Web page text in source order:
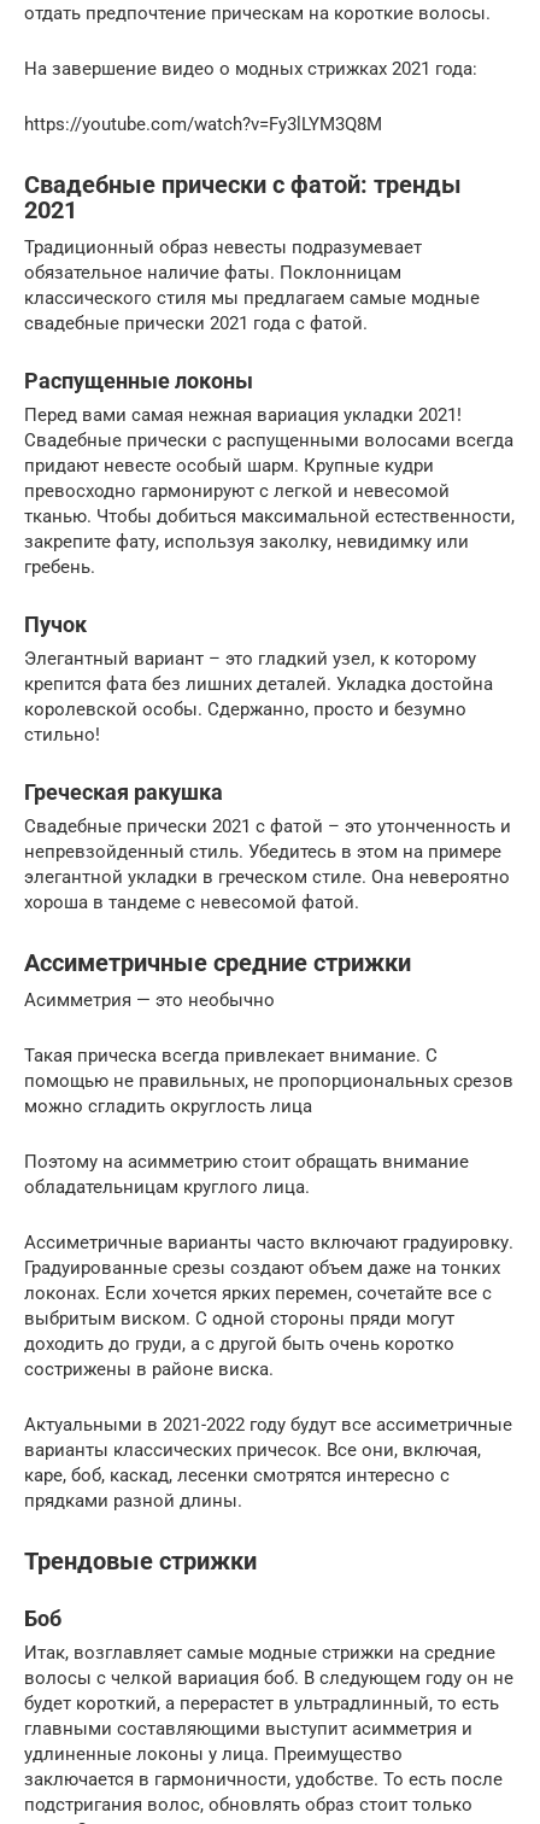
отдать предпочтение прическам на короткие волосы.
На завершение видео о модных стрижках 2021 года:
https://youtube.com/watch?v=Fy3lLYM3Q8M
Свадебные прически с фатой: тренды
2021
Традиционный образ невесты подразумевает
обязательное наличие фаты. Поклонницам
классического стиля мы предлагаем самые модные
свадебные прически 2021 года с фатой.
Распущенные локоны
Перед вами самая нежная вариация укладки 2021!
Свадебные прически с распущенными волосами всегда
придают невесте особый шарм. Крупные кудри
превосходно гармонируют с легкой и невесомой
тканью. Чтобы добиться максимальной естественности,
закрепите фату, используя заколку, невидимку или
гребень.
Пучок
Элегантный вариант – это гладкий узел, к которому
крепится фата без лишних деталей. Укладка достойна
королевской особы. Сдержанно, просто и безумно
стильно!
Греческая ракушка
Свадебные прически 2021 с фатой – это утонченность и
непревзойденный стиль. Убедитесь в этом на примере
элегантной укладки в греческом стиле. Она невероятно
хороша в тандеме с невесомой фатой.
Ассиметричные средние стрижки
Асимметрия — это необычно
Такая прическа всегда привлекает внимание. С
помощью не правильных, не пропорциональных срезов
можно сгладить округлость лица
Поэтому на асимметрию стоит обращать внимание
обладательницам круглого лица.
Ассиметричные варианты часто включают градуировку.
Градуированные срезы создают объем даже на тонких
локонах. Если хочется ярких перемен, сочетайте все с
выбритым виском. С одной стороны пряди могут
доходить до груди, а с другой быть очень коротко
сострижены в районе виска.
Актуальными в 2021-2022 году будут все ассиметричные
варианты классических причесок. Все они, включая,
каре, боб, каскад, лесенки смотрятся интересно с
прядками разной длины.
Трендовые стрижки
Боб
Итак, возглавляет самые модные стрижки на средние
волосы с челкой вариация боб. В следующем году он не
будет короткий, а перерастет в ультрадлинный, то есть
главными составляющими выступит асимметрия и
удлиненные локоны у лица. Преимущество
заключается в гармоничности, удобстве. То есть после
подстригания волос, обновлять образ стоит только